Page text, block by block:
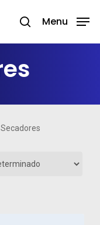
search
Menu
Secadores
Close
Filters